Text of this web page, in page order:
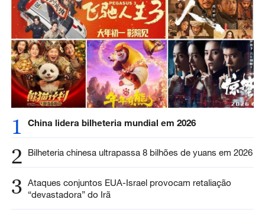
1 China lidera bilheteria mundial em 2026
2 Bilheteria chinesa ultrapassa 8 bilhões de yuans em 2026
3 Ataques conjuntos EUA-Israel provocam retaliação
“devastadora” do Irã